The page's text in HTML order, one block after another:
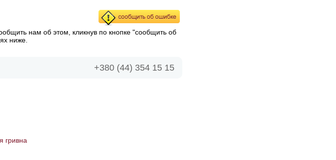
нам об этом, кликнув по кнопке "сообщить об
ниже.
+380 (44) 354 15 15
гривна